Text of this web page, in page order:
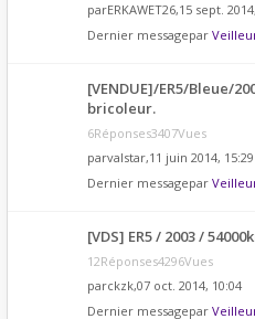
parERKAWET26,15 sept.
Dernier messagepar
[VENDUE]/ER5/Bleue/
bricoleur.
6Réponses3407Vues
parvalstar,11 juin 2014, 15:29
Dernier messagepar
[VDS] ER5 / 2003 /
12Réponses4296Vues
parckzk,07 oct. 2014, 10:04
Dernier messagepar